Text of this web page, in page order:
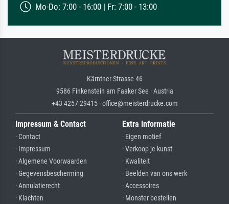
Mo-Do: 7:00 - 16:00 | Fr: 7:00 - 13:00
Kärntner Strasse 46
9586 Finkenstein am Faaker See · Austria
+43 4257 29415 · office@meisterdrucke.com
Impressum & Contact
· Contact
· Impressum
· Algemene Voorwaarden
· Gegevensbescherming
· Annulatierecht
· Klachten
Extra Informatie
· Eigen motief
· Verkoop je kunst
· Kwaliteit
· Beelden van ons werk
· Accessoires
· Monster bestellen